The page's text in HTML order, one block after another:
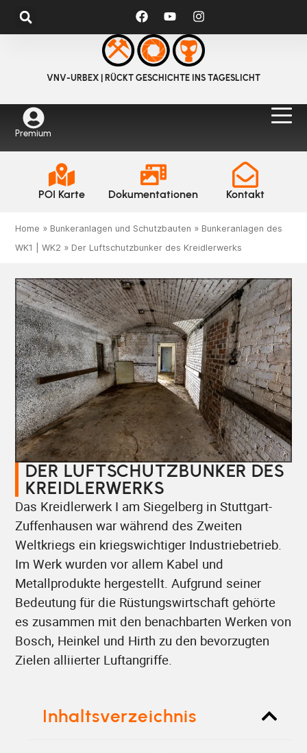
VNV-URBEX | RÜCKT GESCHICHTE INS TAGESLICHT
Premium
POI Karte Dokumentationen Kontakt
Home » Bunkeranlagen und Schutzbauten » Bunkeranlagen des
WK1 | WK2 » Der Luftschutzbunker des Kreidlerwerks
DER LUFTSCHUTZBUNKER DES
KREIDLERWERKS
Das Kreidlerwerk I am Siegelberg in Stuttgart-
Zuffenhausen war während des Zweiten
Weltkriegs ein kriegswichtiger Industriebetrieb.
Im Werk wurden vor allem Kabel und
Metallprodukte hergestellt. Aufgrund seiner
Bedeutung für die Rüstungswirtschaft gehörte
es zusammen mit den benachbarten Werken von
Bosch, Heinkel und Hirth zu den bevorzugten
Zielen alliierter Luftangriffe.
Inhaltsverzeichnis